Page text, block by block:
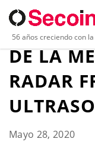
56 años creciendo con
DE LA
RADAR
Mayo 28, 2020